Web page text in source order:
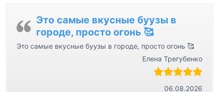
и
Это самые вкусные буузы в
городе, просто огонь 🥰
Это самые вкусные буузы в городе, просто огонь 🥰
Елена Трегубенко
06.08.2026